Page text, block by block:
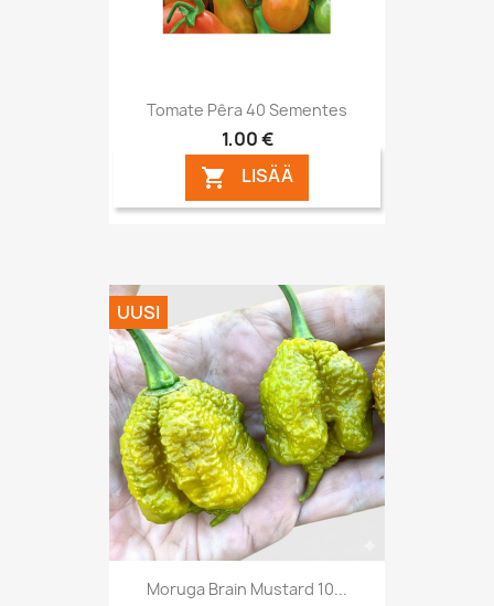
Tomate Pêra 40 Sementes
1,00 €
 LISÄÄ
Moruga Brain Mustard 10...
UUSI